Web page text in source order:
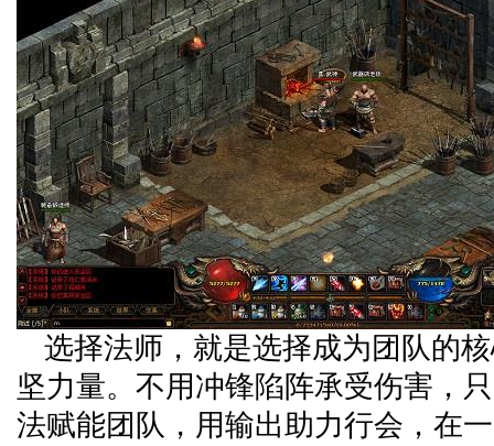
选择法师，就是选择成为团队的
坚力量。不用冲锋陷阵承受伤害，
法赋能团队，用输出助力行会，在